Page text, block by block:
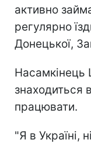
активно
регулярно
Донецької,
Насамкінець
знаходиться
працювати.
"Я в Україні,